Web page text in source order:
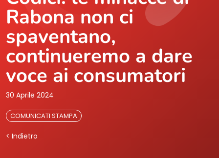
Area Stampa
Contatti
Login
Rabona non ci
spaventano,
continueremo a dare
voce ai consumatori
30 Aprile 2024
COMUNICATI STAMPA
< Indietro